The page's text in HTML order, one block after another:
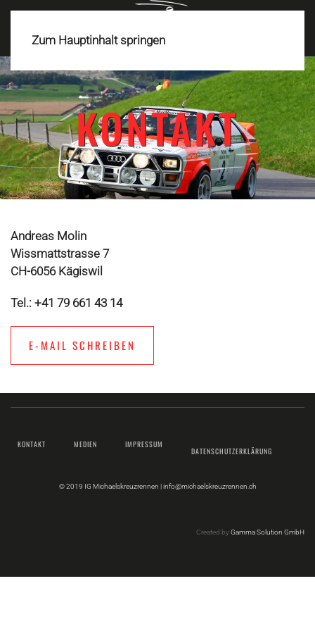
Zum Hauptinhalt springen
KONTAKT
Andreas Molin
Wissmattstrasse 7
CH-6056 Kägiswil
Tel.: +41 79 661 43 14
E-MAIL SCHREIBEN
KONTAKT MEDIEN IMPRESSUM
DATENSCHUTZERKLÄRUNG
© 2019 IG Michaelskreuzrennen |info@michaelskreuzrennen.ch
Created byGamma Solution GmbH